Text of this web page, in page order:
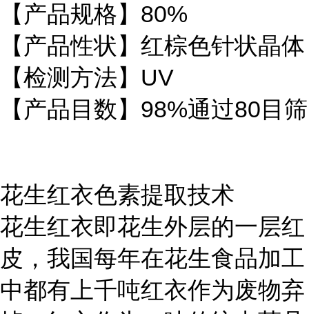
【产品规格】80%
【产品性状】红棕色针状晶体
【检测方法】UV
【产品目数】98%通过80目筛
花生红衣色素提取技术
花生红衣即花生外层的一层红
皮，我国每年在花生食品加工
中都有上千吨红衣作为废物弃